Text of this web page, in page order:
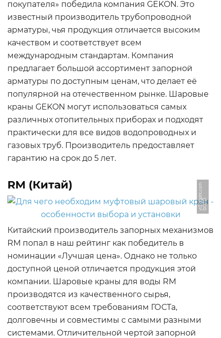
покупателя» победила компания GEKON. Это
известный производитель трубопроводной
арматуры, чья продукция отличается высоким
качеством и соответствует всем
международным стандартам. Компания
предлагает большой ассортимент запорной
арматуры по доступным ценам, что делает её
популярной на отечественном рынке. Шаровые
краны GEKON могут использоваться самых
различных отопительных приборах и подходят
практически для все видов водопроводных и
газовых труб. Производитель предоставляет
гарантию на срок до 5 лет.
RM (Китай)
Ф
О
Т
О:
y
t
3.
g
g
p
h
t.
c
o
m
Китайский производитель запорных механизмов
RM попал в наш рейтинг как победитель в
номинации «Лучшая цена». Однако не только
доступной ценой отличается продукция этой
компании. Шаровые краны для воды RM
производятся из качественного сырья,
соответствуют всем требованиям ГОСТа,
долговечны и совместимы с самыми разными
системами. Отличительной чертой запорной